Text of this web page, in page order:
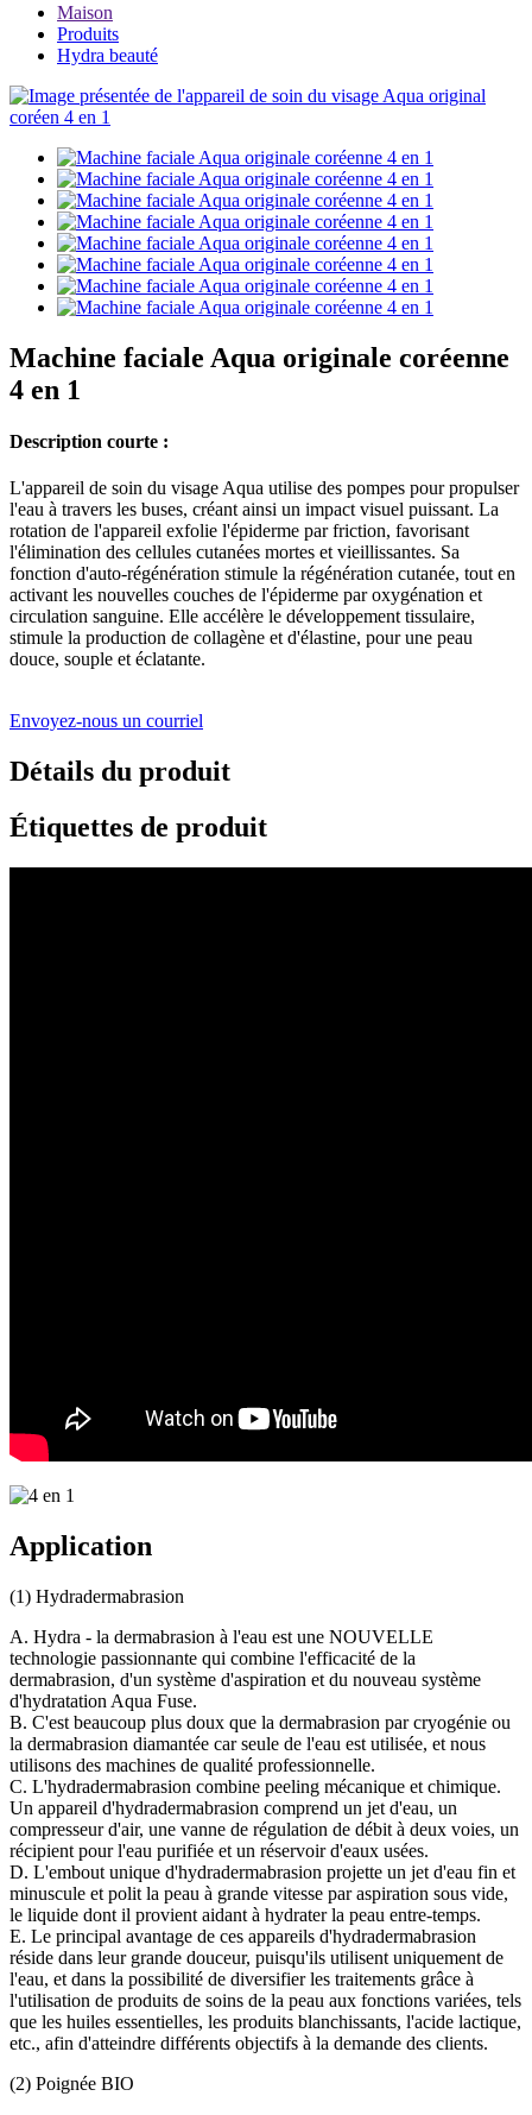
Maison
Produits
Hydra beauté
Machine faciale Aqua originale coréenne
4 en 1
Description courte :
L'appareil de soin du visage Aqua utilise des pompes pour propulser
l'eau à travers les buses, créant ainsi un impact visuel puissant. La
rotation de l'appareil exfolie l'épiderme par friction, favorisant
l'élimination des cellules cutanées mortes et vieillissantes. Sa
fonction d'auto-régénération stimule la régénération cutanée, tout en
activant les nouvelles couches de l'épiderme par oxygénation et
circulation sanguine. Elle accélère le développement tissulaire,
stimule la production de collagène et d'élastine, pour une peau
douce, souple et éclatante.
Envoyez-nous un courriel
Détails du produit
Étiquettes de produit
Application
(1) Hydradermabrasion
A. Hydra - la dermabrasion à l'eau est une NOUVELLE
technologie passionnante qui combine l'efficacité de la
dermabrasion, d'un système d'aspiration et du nouveau système
d'hydratation Aqua Fuse.
B. C'est beaucoup plus doux que la dermabrasion par cryogénie ou
la dermabrasion diamantée car seule de l'eau est utilisée, et nous
utilisons des machines de qualité professionnelle.
C. L'hydradermabrasion combine peeling mécanique et chimique.
Un appareil d'hydradermabrasion comprend un jet d'eau, un
compresseur d'air, une vanne de régulation de débit à deux voies, un
récipient pour l'eau purifiée et un réservoir d'eaux usées.
D. L'embout unique d'hydradermabrasion projette un jet d'eau fin et
minuscule et polit la peau à grande vitesse par aspiration sous vide,
le liquide dont il provient aidant à hydrater la peau entre-temps.
E. Le principal avantage de ces appareils d'hydradermabrasion
réside dans leur grande douceur, puisqu'ils utilisent uniquement de
l'eau, et dans la possibilité de diversifier les traitements grâce à
l'utilisation de produits de soins de la peau aux fonctions variées, tels
que les huiles essentielles, les produits blanchissants, l'acide lactique,
etc., afin d'atteindre différents objectifs à la demande des clients.
(2) Poignée BIO